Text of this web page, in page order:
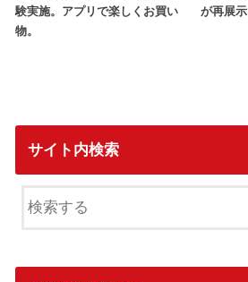
験実施。アプリで楽しくお買い
物。
が再展示
サイト内検索